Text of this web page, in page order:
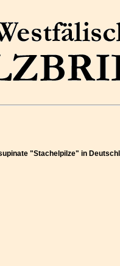
"Stachelpilze" in